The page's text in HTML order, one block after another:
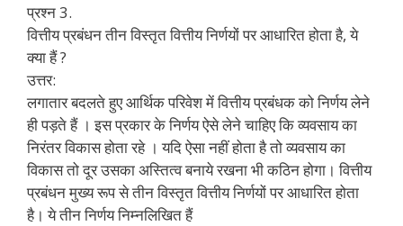
प्रश्न 3.
वित्तीय प्रबंधन तीन विस्तृत वित्तीय निर्णयों पर आधारित होता है, ये
क्या हैं ?
उत्तर:
लगातार बदलते हुए आर्थिक परिवेश में वित्तीय प्रबंधक को निर्णय लेने
ही पड़ते हैं । इस प्रकार के निर्णय ऐसे लेने चाहिए कि व्यवसाय का
निरंतर विकास होता रहे । यदि ऐसा नहीं होता है तो व्यवसाय का
विकास तो दूर उसका अस्तित्व बनाये रखना भी कठिन होगा। वित्तीय
प्रबंधन मुख्य रूप से तीन विस्तृत वित्तीय निर्णयों पर आधारित होता
है। ये तीन निर्णय निम्नलिखित हैं